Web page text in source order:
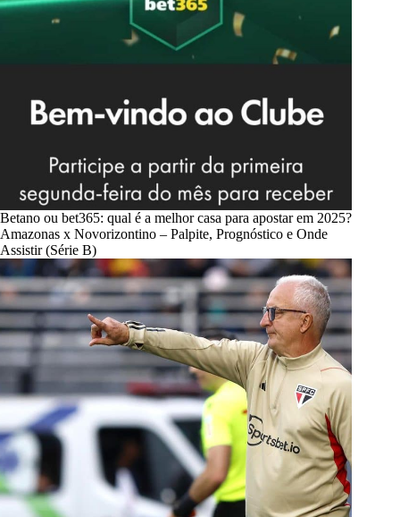
Betano ou bet365: qual é a melhor casa para apostar em 2025?
Amazonas x Novorizontino – Palpite, Prognóstico e Onde
Assistir (Série B)